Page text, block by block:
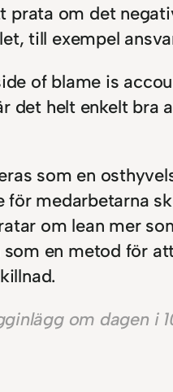
om det
till exempel
of blame is
det helt enkelt bra
som en
medarbetarna
om lean mer
en metod för
om dagen i